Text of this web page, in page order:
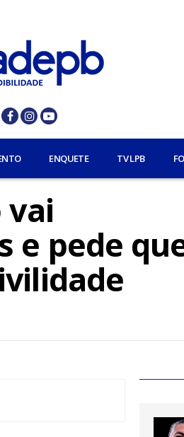
ENQUETE TV LPB
vai
e pede